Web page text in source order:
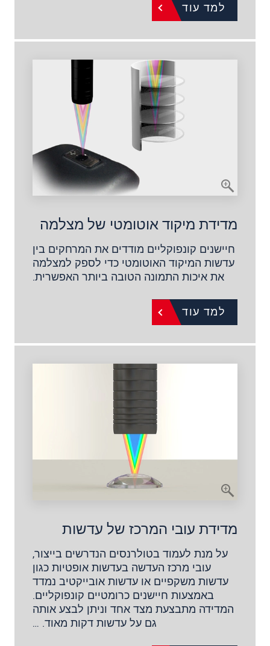
למד עוד
מדידת מיקוד אוטומטי של מצלמה
חיישנים קונפוקליים מודדים את המרחקים בין
עדשות המיקוד האוטומטי כדי לספק למצלמה
את איכות התמונה הטובה ביותר האפשרית.
למד עוד
מדידת עובי המרכז של עדשות
על מנת לעמוד בטולרנסים הנדרשים בייצור,
עובי מרכז העדשה בעדשות אופטיות כגון
עדשות משקפיים או עדשות אובייקטיב נמדד
באמצעות חיישנים כרומטיים קונפוקליים.
המדידה מתבצעת מצד אחד וניתן לבצע אותה
גם על עדשות דקות מאוד. …